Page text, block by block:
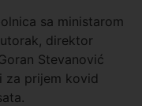
sa ministarom
direktor
Stevanović
za prijem kovid